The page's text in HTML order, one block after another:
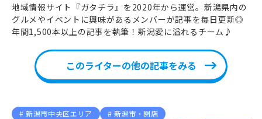
地域情報サイト『ガタチラ』を2020年から運営。新潟県内の
グルメやイベントに興味があるメンバーが記事を毎日更新◎
年間1,500本以上の記事を執筆！新潟愛に溢れるチーム♪
このライターの他の記事をみる
新潟市中央区エリア 新潟市・閉店